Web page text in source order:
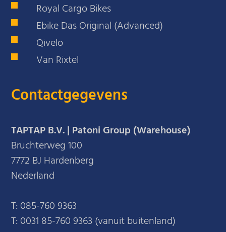
Royal Cargo Bikes
Ebike Das Original (Advanced)
Qivelo
Van Rixtel
Contactgegevens
TAPTAP B.V. | Patoni Group (Warehouse)
Bruchterweg 100
7772 BJ Hardenberg
Nederland
T: 085-760 9363
T: 0031 85-760 9363 (vanuit buitenland)